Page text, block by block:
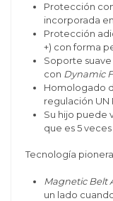
Protección
incorporada
Protección
+) con forma
Soporte
con Dynamic
Homologado
regulación UN
Su hijo puede
que es 5
Tecnología
Magnetic Belt
un lado